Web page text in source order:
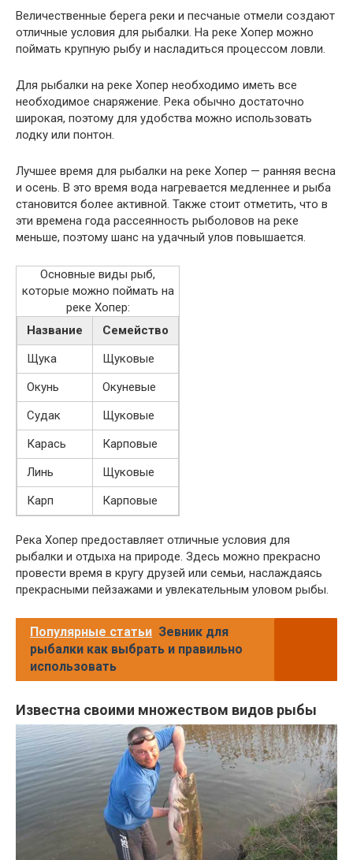
Величественные берега реки и песчаные отмели создают
отличные условия для рыбалки. На реке Хопер можно
поймать крупную рыбу и насладиться процессом ловли.
Для рыбалки на реке Хопер необходимо иметь все
необходимое снаряжение. Река обычно достаточно
широкая, поэтому для удобства можно использовать
лодку или понтон.
Лучшее время для рыбалки на реке Хопер — ранняя весна
и осень. В это время вода нагревается медленнее и рыба
становится более активной. Также стоит отметить, что в
эти времена года рассеянность рыболовов на реке
меньше, поэтому шанс на удачный улов повышается.
Основные виды рыб,
которые можно поймать на
реке Хопер:
Название
Семейство
Щука
Щуковые
Окунь
Окуневые
Судак
Щуковые
Карась
Карповые
Линь
Щуковые
Карп
Карповые
Река Хопер предоставляет отличные условия для
рыбалки и отдыха на природе. Здесь можно прекрасно
провести время в кругу друзей или семьи, наслаждаясь
прекрасными пейзажами и увлекательным уловом рыбы.
Популярные статьи Зевник для
рыбалки как выбрать и правильно
использовать
Известна своими множеством видов рыбы